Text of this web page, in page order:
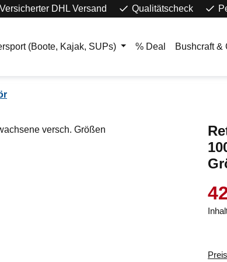
Versicherter DHL Versand Qualitätscheck
(Boote, Kajak, SUPs) % Deal Bushcraft &